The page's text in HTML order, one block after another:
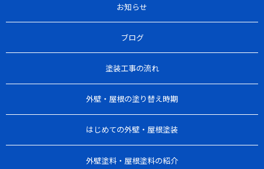
お知らせ
ブログ
塗装工事の流れ
外壁・屋根の塗り替え時期
はじめての外壁・屋根塗装
外壁塗料・屋根塗料の紹介